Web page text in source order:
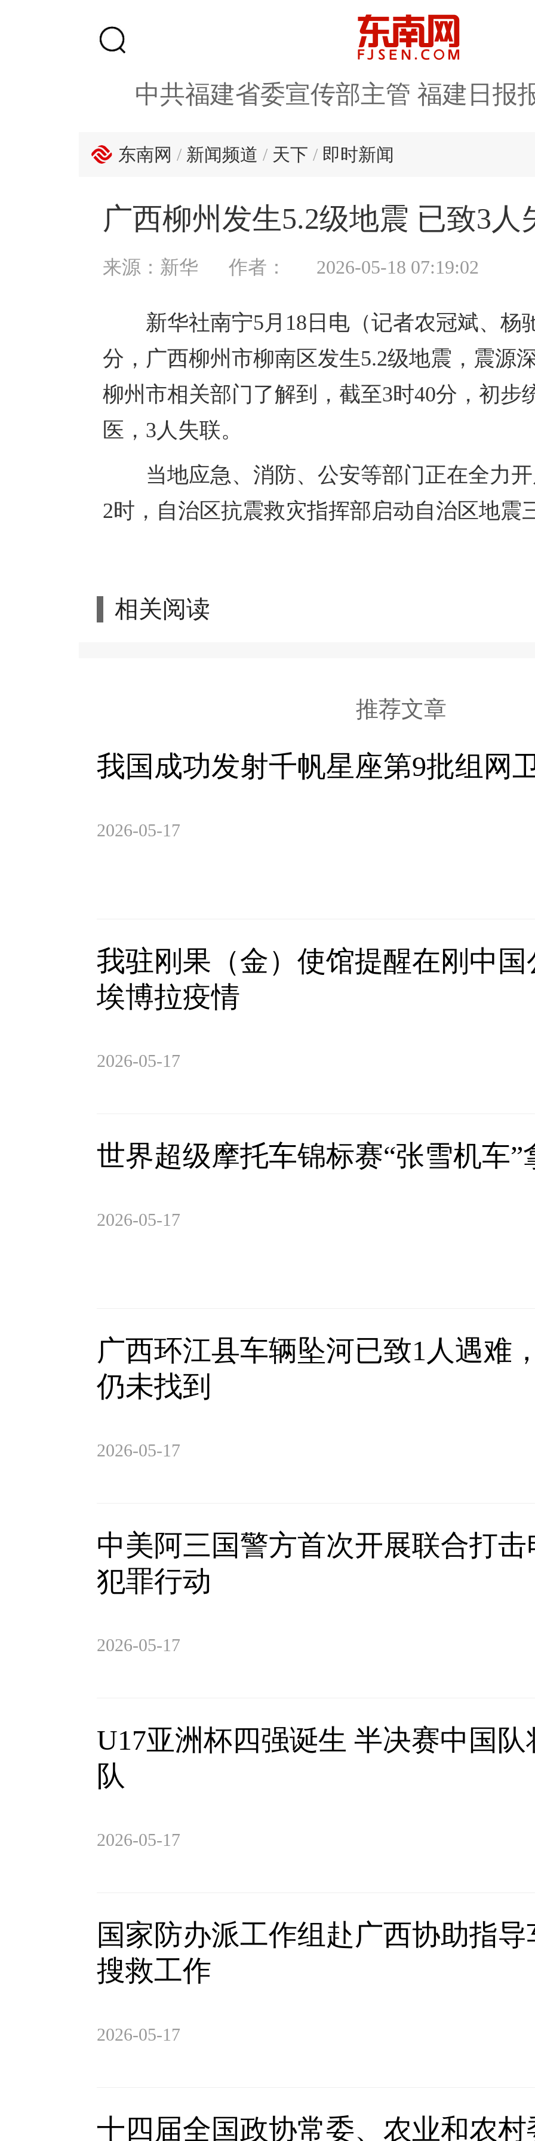
中共福建省委宣传部主管 福建日报
东南网 / 新闻频道 / 天下 / 即时新闻
广西柳州发生5.2级地震 已致3人
来源：新华 作者： 2026-05-18 07:19:02
新华社南宁5月18日电（记者农冠斌、杨
分，广西柳州市柳南区发生5.2级地震，震源
柳州市相关部门了解到，截至3时40分，初步
医，3人失联。
当地应急、消防、公安等部门正在全力
2时，自治区抗震救灾指挥部启动自治区地震
相关阅读
推荐文章
我国成功发射千帆星座第9批组网
2026-05-17
我驻刚果（金）使馆提醒在刚中
埃博拉疫情
2026-05-17
世界超级摩托车锦标赛“张雪机车”
2026-05-17
广西环江县车辆坠河已致1人遇难
仍未找到
2026-05-17
中美阿三国警方首次开展联合打
犯罪行动
2026-05-17
U17亚洲杯四强诞生 半决赛中国
队
2026-05-17
国家防办派工作组赴广西协助指
搜救工作
2026-05-17
十四届全国政协常委、农业和农